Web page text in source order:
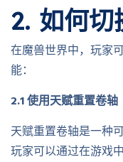
2. 如何切
在魔兽世界中，玩家
能：
2.1 使用天赋重置卷轴
天赋重置卷轴是一种
玩家可以通过在游戏